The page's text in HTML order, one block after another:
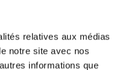
relatives aux médias
notre site avec nos
informations que
€34,99